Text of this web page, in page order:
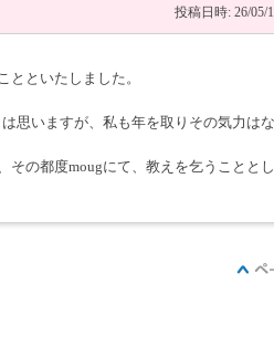
投稿日時: 26/05/
とといたしました。
思いますが、私も年を取りその気力は
その都度mougにて、教えを乞うことと